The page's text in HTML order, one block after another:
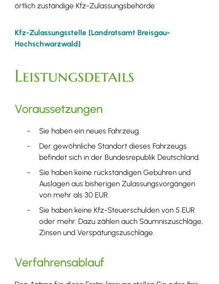
örtlich zuständige Kfz-Zulassungsbehörde
Kfz-Zulassungsstelle [Landratsamt Breisgau-
Hochschwarzwald]
Leistungsdetails
Voraussetzungen
Sie haben ein neues Fahrzeug.
Der gewöhnliche Standort dieses Fahrzeugs
befindet sich in der Bundesrepublik Deutschland.
Sie haben keine rückständigen Gebühren und
Auslagen aus bisherigen Zulassungsvorgängen
von mehr als 30 EUR.
Sie haben keine Kfz-Steuerschulden von 5 EUR
oder mehr. Dazu zählen auch Säumniszuschläge,
Zinsen und Verspätungszuschläge.
Verfahrensablauf